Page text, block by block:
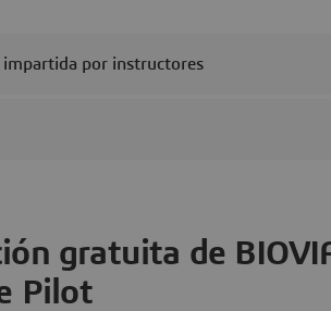
impartida por instructores
gratuita de
Pilot